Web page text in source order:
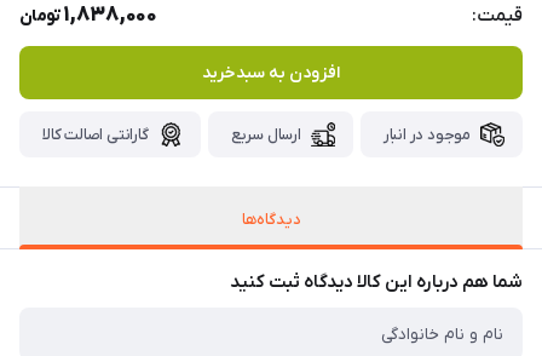
قیمت: 1,838,000تومان
افزودن به سبدخرید
موجود در انبار ارسال سریع گارانتی اصالت کالا
دیدگاه‌ها
شما هم درباره این کالا دیدگاه ثبت کنید